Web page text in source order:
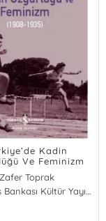
Kadin
Ve Feminizm
(1908-1935)
Zafer Toprak
Türkiye İş Bankası Kültür Yayınları